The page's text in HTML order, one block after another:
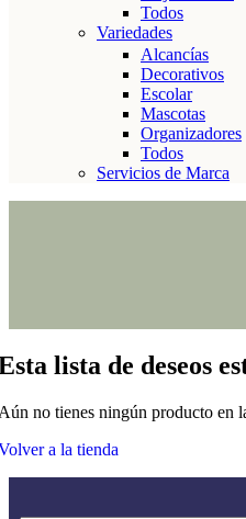
Todos
Variedades
Alcancías
Decorativos
Escolar
Mascotas
Organizadores
Todos
Servicios de Marca
lista de deseos
no tienes ningún producto en
a la tienda